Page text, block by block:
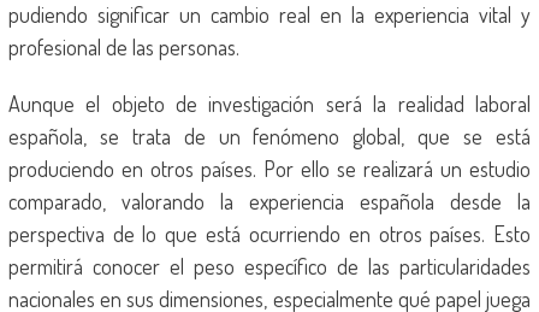
pudiendo significar un cambio real en la experiencia vital y
profesional de las personas.
Aunque el objeto de investigación será la realidad laboral
española, se trata de un fenómeno global, que se está
produciendo en otros países. Por ello se realizará un estudio
comparado, valorando la experiencia española desde la
perspectiva de lo que está ocurriendo en otros países. Esto
permitirá conocer el peso específico de las particularidades
nacionales en sus dimensiones, especialmente qué papel juega